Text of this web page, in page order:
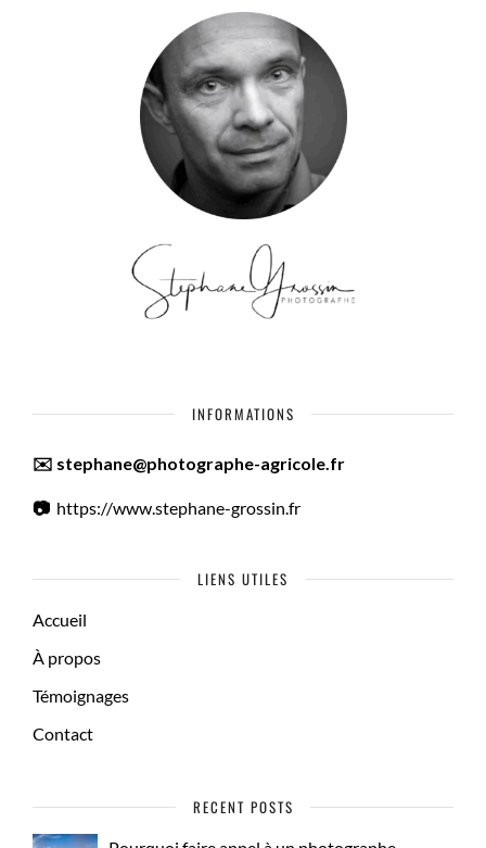
INFORMATIONS
✉️ stephane@photographe-agricole.fr
📷 https://www.stephane-grossin.fr
LIENS UTILES
Accueil
À propos
Témoignages
Contact
RECENT POSTS